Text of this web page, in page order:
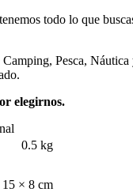
todo lo que
Camping, Pesca,
elegirnos.
0.5 kg
15 × 8 cm